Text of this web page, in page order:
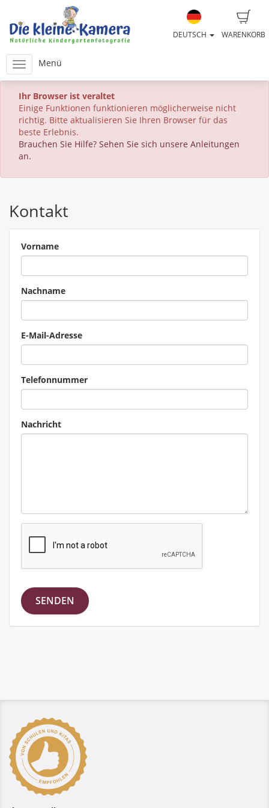
WARENKORB
DEUTSCH
Menü
Ihr Browser ist veraltet
Einige Funktionen funktionieren möglicherweise nicht
richtig. Bitte aktualisieren Sie Ihren Browser für das
beste Erlebnis.
Brauchen Sie Hilfe? Sehen Sie sich unsere Anleitungen
an.
Kontakt
Vorname
Nachname
E-Mail-Adresse
Telefonnummer
Nachricht